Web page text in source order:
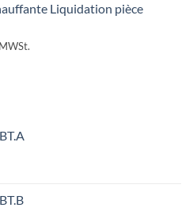
Liquidation pièce